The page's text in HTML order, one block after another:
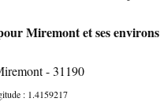
Miremont et ses environs
- 31190
: 1.4159217